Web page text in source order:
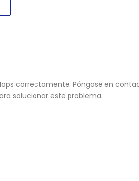
correctamente. Póngase en
solucionar este problema.